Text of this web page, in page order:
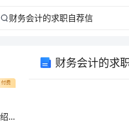
付费
深圳市冀东运输有限公司介绍企业发展分析报告
财务会计的求